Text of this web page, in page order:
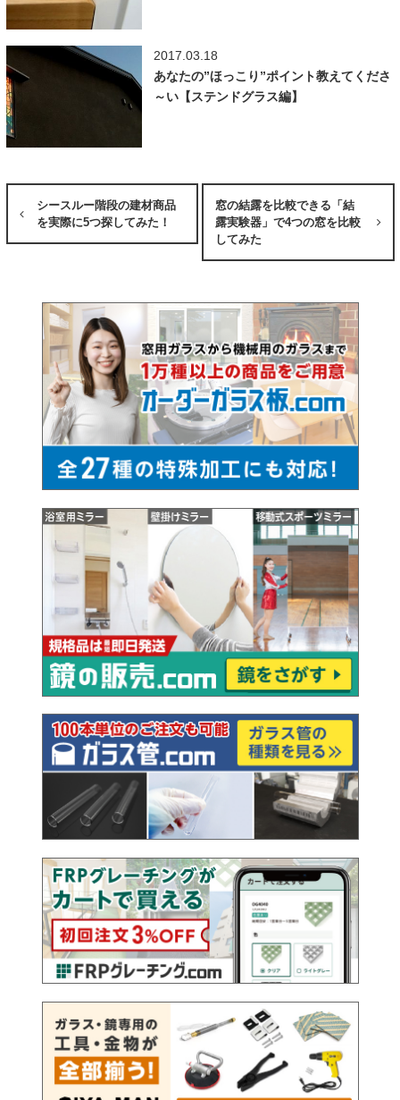
2017.03.18
あなたの”ほっこり”ポイント教えてくださ
～い【ステンドグラス編】
シースルー階段の建材商品
を実際に5つ探してみた！
窓の結露を比較できる「結
露実験器」で4つの窓を比較
してみた